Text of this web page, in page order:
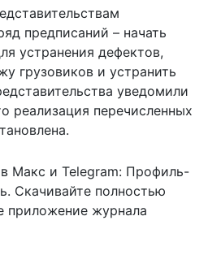
предписаний – начать
устранения дефектов,
грузовиков и устранить
уведомили
реализация перечисленных
Макс и Telegram: Профиль-
. Скачивайте полностью
приложение журнала